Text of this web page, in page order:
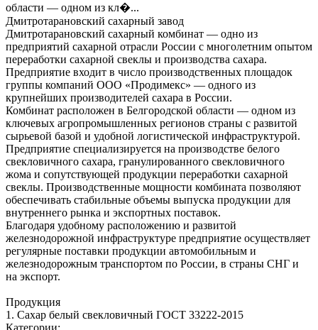
области — одном из кл�...
Дмитротарановский сахарный завод
Дмитротарановский сахарный комбинат — одно из
предприятий сахарной отрасли России с многолетним опытом
переработки сахарной свеклы и производства сахара.
Предприятие входит в число производственных площадок
группы компаний ООО «Продимекс» — одного из
крупнейших производителей сахара в России.
Комбинат расположен в Белгородской области — одном из
ключевых агропромышленных регионов страны с развитой
сырьевой базой и удобной логистической инфраструктурой.
Предприятие специализируется на производстве белого
свекловичного сахара, гранулированного свекловичного
жома и сопутствующей продукции переработки сахарной
свеклы. Производственные мощности комбината позволяют
обеспечивать стабильные объемы выпуска продукции для
внутреннего рынка и экспортных поставок.
Благодаря удобному расположению и развитой
железнодорожной инфраструктуре предприятие осуществляет
регулярные поставки продукции автомобильным и
железнодорожным транспортом по России, в страны СНГ и
на экспорт.
Продукция
1. Сахар белый свекловичный ГОСТ 33222-2015
Категории: